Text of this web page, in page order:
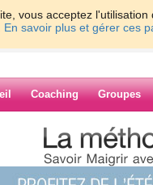
vous acceptez
En savoir plus et gérer ces
Coaching Groupes
> > MA
de